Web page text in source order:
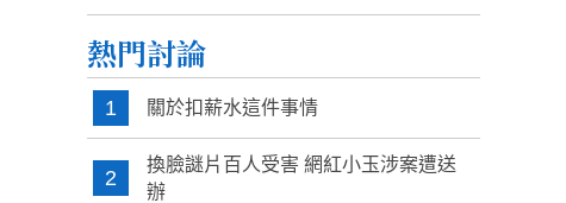
熱門討論
1 關於扣薪水這件事情
2
換臉謎片百人受害 網紅小玉涉案遭送
辦